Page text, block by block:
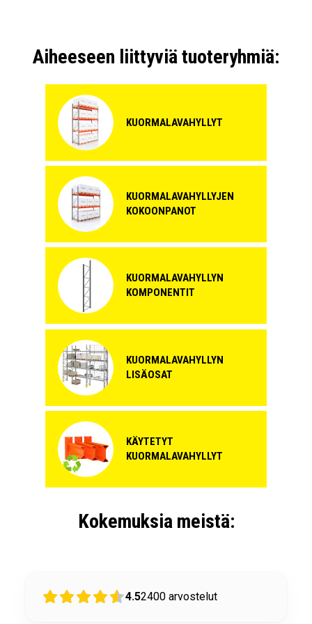
Aiheeseen liittyviä tuoteryhmiä:
KUORMALAVAHYLLYT
KUORMALAVAHYLLYJEN
KOKOONPANOT
KUORMALAVAHYLLYN
KOMPONENTIT
KUORMALAVAHYLLYN
LISÄOSAT
KÄYTETYT
KUORMALAVAHYLLYT
Kokemuksia meistä:
4.52400 arvostelut